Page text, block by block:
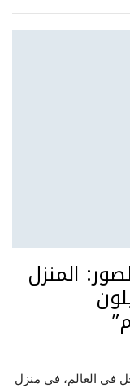
المنزل
في العالم، في منزل